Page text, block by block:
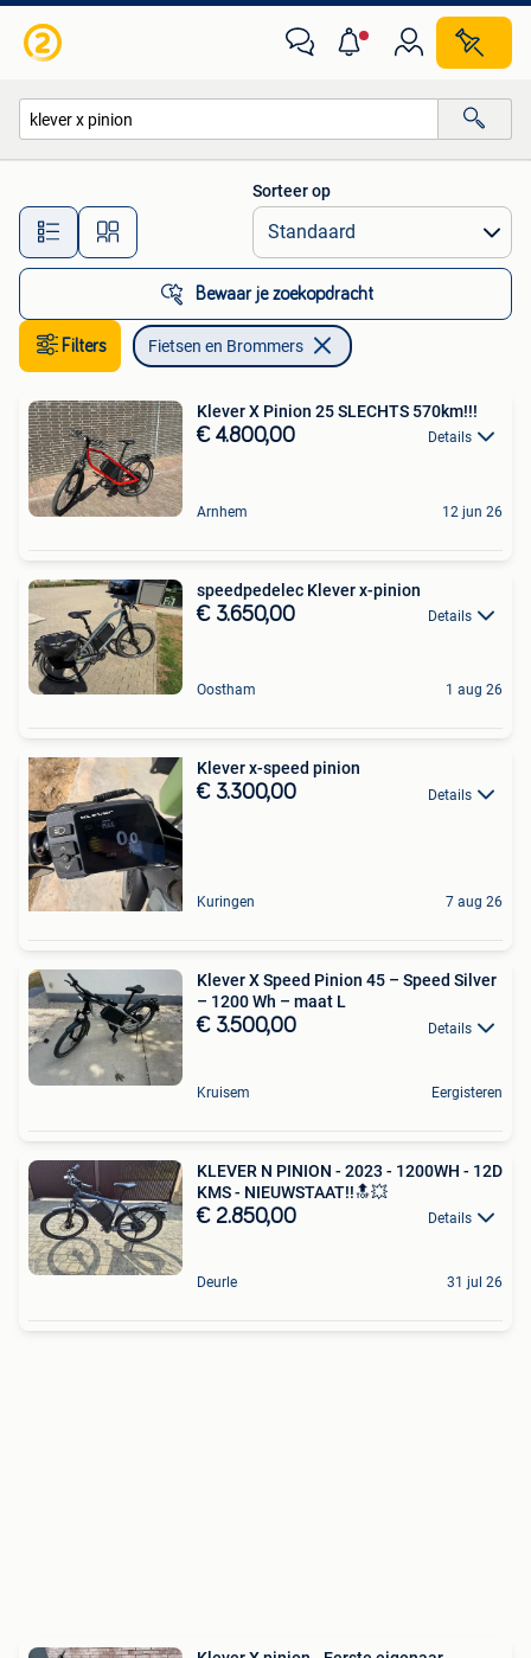
Alle afstanden…
Sorteer op
Bewaar je zoekopdracht
Filters Fietsen en Brommers
Klever X Pinion 25 SLECHTS 570km!!!
€ 4.800,00 Details
Arnhem 12 jun 26
speedpedelec Klever x-pinion
€ 3.650,00 Details
Oostham 1 aug 26
Klever x-speed pinion
€ 3.300,00 Details
Kuringen 7 aug 26
Klever X Speed Pinion 45 – Speed Silver
– 1200 Wh – maat L
€ 3.500,00 Details
Kruisem Eergisteren
KLEVER N PINION - 2023 - 1200WH - 12D
KMS - NIEUWSTAAT!!🔝💥
€ 2.850,00 Details
Deurle 31 jul 26